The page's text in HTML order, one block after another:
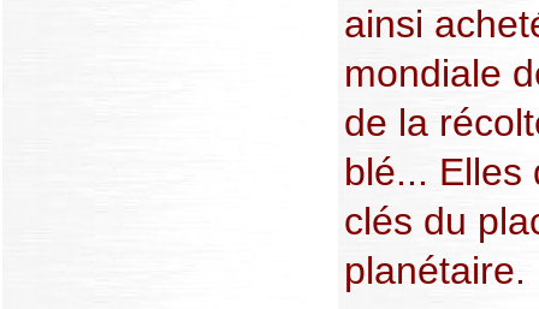
ainsi
mondiale
de la
blé... Elles
clés du
planétaire.